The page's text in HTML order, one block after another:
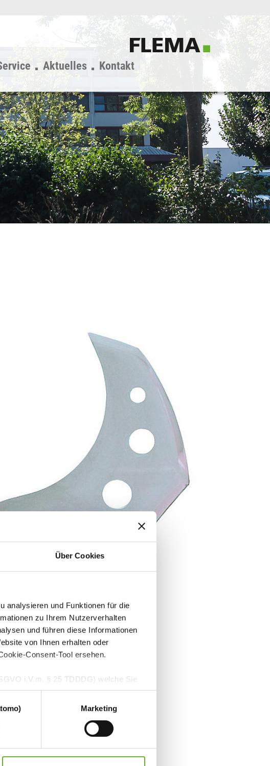
Über Cookies
analysieren und Funktionen für die
zu Ihrem Nutzerverhalten
und führen diese Informationen
von Ihnen erhalten oder
Consent-Tool ersehen.
i.V.m. § 25 TDDDG) welche Sie
klicken erteilen. Sie können
deaktivieren Sie diesen Dienst
Marketing
Aktuelles Kontakt